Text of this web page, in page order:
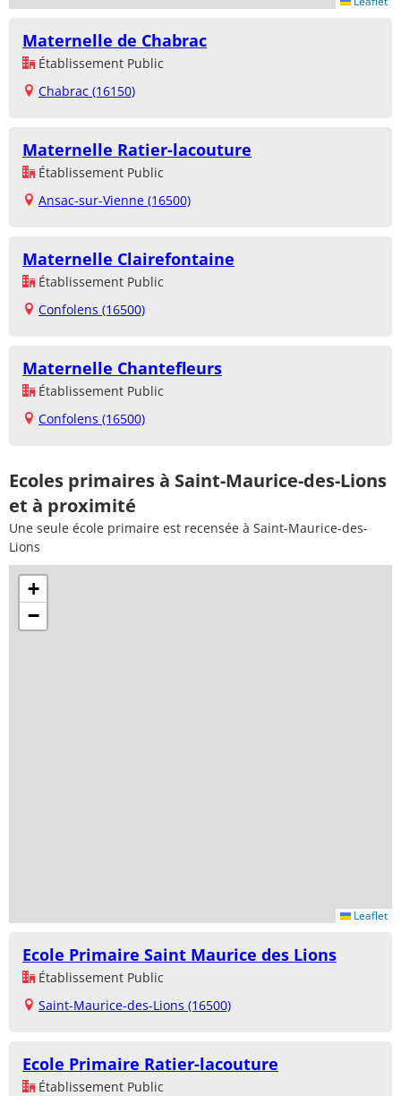
Maternelle de Chabrac
Établissement Public
Chabrac (16150)
Maternelle Ratier-lacouture
Établissement Public
Ansac-sur-Vienne (16500)
Maternelle Clairefontaine
Établissement Public
Confolens (16500)
Maternelle Chantefleurs
Établissement Public
Confolens (16500)
Ecoles primaires à Saint-Maurice-des-Lions
et à proximité
Une seule école primaire est recensée à Saint-Maurice-des-
Lions
+
−
Leaflet
Ecole Primaire Saint Maurice des Lions
Établissement Public
Saint-Maurice-des-Lions (16500)
Ecole Primaire Ratier-lacouture
Établissement Public